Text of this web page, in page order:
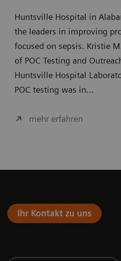
Huntsville Hospital in
the leaders in improving
focused on sepsis. Kristie
of POC Testing and
Huntsville Hospital
POC testing was in…
mehr erfahren
Ihr Kontakt zu uns